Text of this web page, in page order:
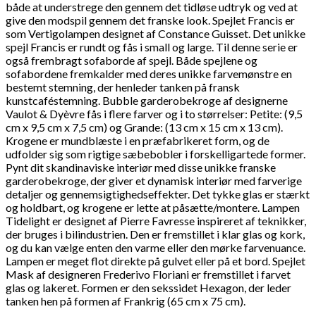
både at understrege den gennem det tidløse udtryk og ved at
give den modspil gennem det franske look.Spejlet Francis er
som Vertigolampen designet af Constance Guisset. Det unikke
spejl Francis er rundt og fås i small og large. Til denne serie er
også frembragt sofaborde af spejl. Både spejlene og
sofabordene fremkalder med deres unikke farvemønstre en
bestemt stemning, der henleder tanken på fransk
kunstcaféstemning. Bubble garderobekroge af designerne
Vaulot & Dyèvre fås i flere farver og i to størrelser: Petite: (9,5
cm x 9,5 cm x 7,5 cm) og Grande: (13 cm x 15 cm x 13 cm).
Krogene er mundblæste i en præfabrikeret form, og de
udfolder sig som rigtige sæbebobler i forskelligartede former.
Pynt dit skandinaviske interiør med disse unikke franske
garderobekroge, der giver et dynamisk interiør med farverige
detaljer og gennemsigtighedseffekter. Det tykke glas er stærkt
og holdbart, og krogene er lette at påsætte/montere. Lampen
Tidelight er designet af Pierre Favresse inspireret af teknikker,
der bruges i bilindustrien. Den er fremstillet i klar glas og kork,
og du kan vælge enten den varme eller den mørke farvenuance.
Lampen er meget flot direkte på gulvet eller på et bord.Spejlet
Mask af designeren Frederivo Floriani er fremstillet i farvet
glas og lakeret. Formen er den sekssidet Hexagon, der leder
tanken hen på formen af Frankrig (65 cm x 75 cm).